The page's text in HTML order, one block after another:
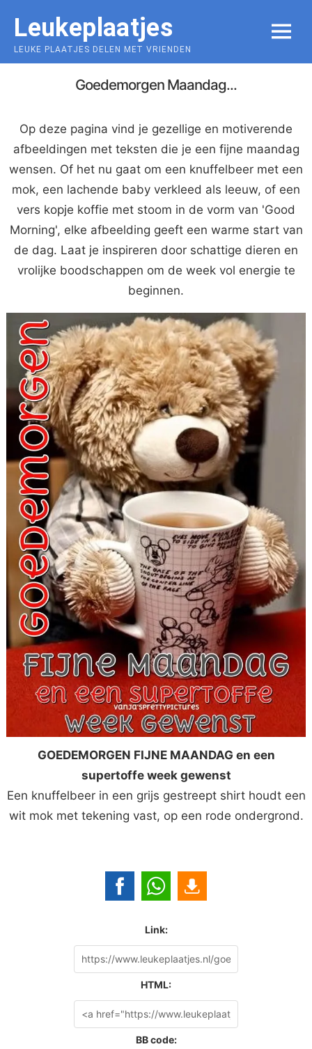
content
Leukeplaatjes
LEUKE PLAATJES DELEN MET VRIENDEN
MENU
Goedemorgen Maandag...
Op deze pagina vind je gezellige en motiverende
afbeeldingen met teksten die je een fijne maandag
wensen. Of het nu gaat om een knuffelbeer met een
mok, een lachende baby verkleed als leeuw, of een
vers kopje koffie met stoom in de vorm van 'Good
Morning', elke afbeelding geeft een warme start van
de dag. Laat je inspireren door schattige dieren en
vrolijke boodschappen om de week vol energie te
beginnen.
GOEDEMORGEN FIJNE MAANDAG en een
supertoffe week gewenst
Een knuffelbeer in een grijs gestreept shirt houdt een
wit mok met tekening vast, op een rode ondergrond.
Link:
HTML:
BB code: